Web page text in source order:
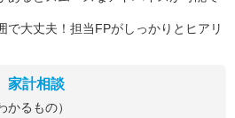
で大丈夫！担当FPがしっかりとヒアリ
家計相談
かるもの）